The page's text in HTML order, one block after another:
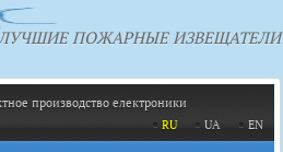
ПОЖАРНЫЕ ИЗВЕЩАТЕЛИ
производство електроники
RU
UA EN